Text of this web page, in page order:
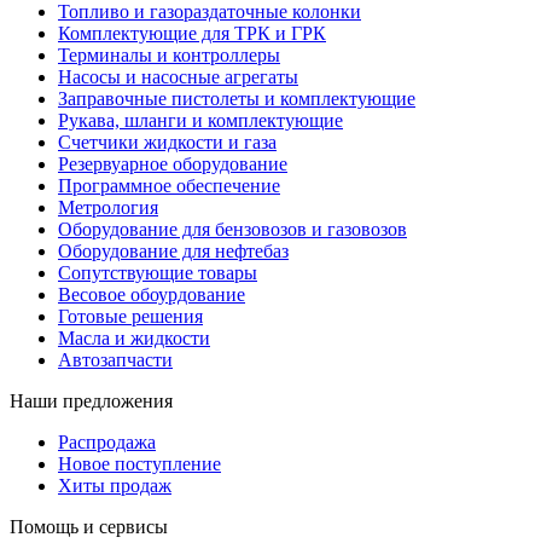
Топливо и газораздаточные колонки
Комплектующие для ТРК и ГРК
Терминалы и контроллеры
Насосы и насосные агрегаты
Заправочные пистолеты и комплектующие
Рукава, шланги и комплектующие
Счетчики жидкости и газа
Резервуарное оборудование
Программное обеспечение
Метрология
Оборудование для бензовозов и газовозов
Оборудование для нефтебаз
Сопутствующие товары
Весовое обоурдование
Готовые решения
Масла и жидкости
Автозапчасти
Наши предложения
Распродажа
Новое поступление
Хиты продаж
Помощь и сервисы